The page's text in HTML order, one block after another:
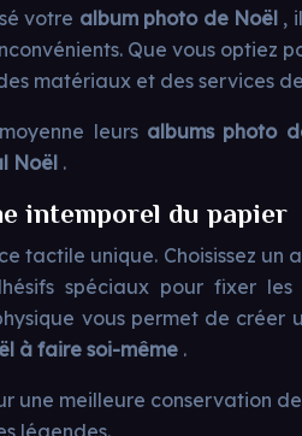
votre album photo de Noël ,
Que vous optiez
matériaux et des services
leurs albums photo
Noël .
intemporel du papier
tactile unique. Choisissez
spéciaux pour fixer
vous permet de
à faire soi-même .
une meilleure conservation
légendes.